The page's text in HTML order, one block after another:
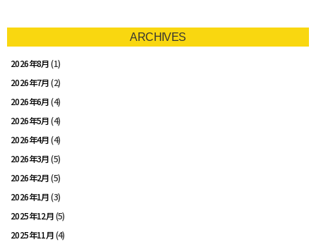
ARCHIVES
2026年8月(1)
2026年7月(2)
2026年6月(4)
2026年5月(4)
2026年4月(4)
2026年3月(5)
2026年2月(5)
2026年1月(3)
2025年12月(5)
2025年11月(4)